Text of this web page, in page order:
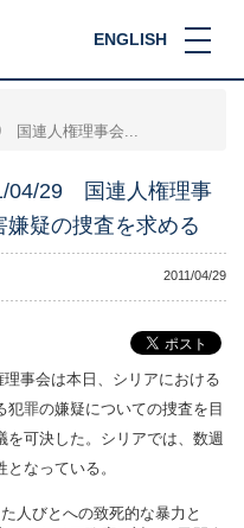
ENGLISH
国連人権理事会...
04/29 国連人権理事
疑の捜査を求める
2011/04/29
事会は本日、シリアにおける
犯罪の嫌疑についての捜査を目
可決した。シリアでは、数週
なっている。
人びとへの致死的な暴力と